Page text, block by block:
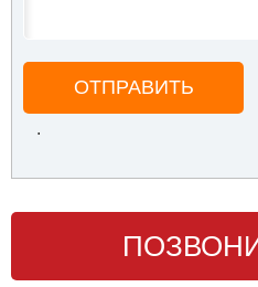
ОТПРАВИТЬ
.